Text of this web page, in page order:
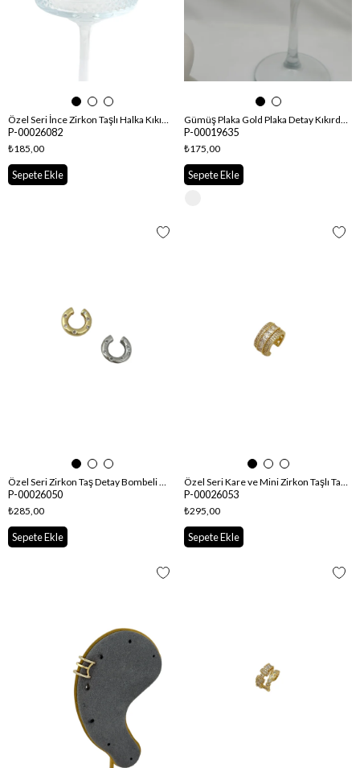
Özel Seri İnce Zirkon Taşlı Halka Kıkırdak Küpe
P-00026082
₺185,00
Sepete Ekle
Gümüş Plaka Gold Plaka Detay Kıkırdak Küpe
P-00019635
₺175,00
Sepete Ekle
Özel Seri Zirkon Taş Detay Bombeli Boru Halka Küpe
P-00026050
₺285,00
Sepete Ekle
Özel Seri Kare ve Mini Zirkon Taşlı Tasarım Kıkırdak Küpe
P-00026053
₺295,00
Sepete Ekle